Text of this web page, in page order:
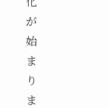
が
始
ま
り
ま